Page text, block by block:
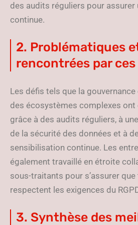
des audits réguliers pour
continue.
2. Problématiques
rencontrées par
Les défis tels que la
des écosystèmes complexes
grâce à des audits réguliers, à
de la sécurité des données et à
sensibilisation continue. Les
également travaillé en étroite
sous-traitants pour s’assurer
respectent les exigences du
3. Synthèse des